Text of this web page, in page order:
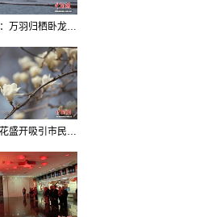
辽宁沈阳：万羽归栖卧龙湖看群鸟齐飞
沈阳玉兰花盛开吸引市民打卡